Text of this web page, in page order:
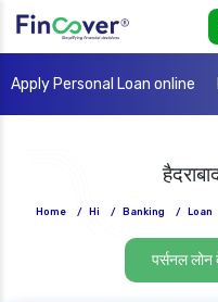
Apply Personal Loan online
Home / Hi / Banking / Loan
पर्सनल